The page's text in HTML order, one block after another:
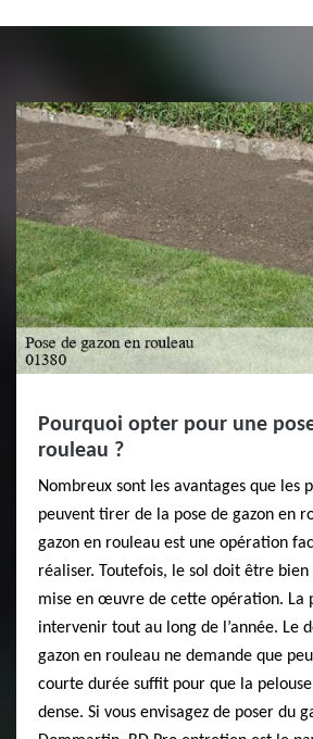
Pourquoi opter pour une
rouleau ?
Nombreux sont les avantages que les
peuvent tirer de la pose de gazon en
gazon en rouleau est une opération
réaliser. Toutefois, le sol doit être
mise en œuvre de cette opération. La
intervenir tout au long de l’année. Le
gazon en rouleau ne demande que
courte durée suffit pour que la
dense. Si vous envisagez de poser du